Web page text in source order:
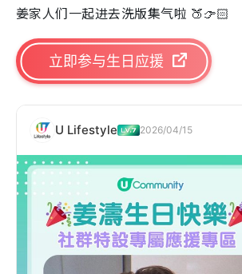
姜家人们一起进去洗版集气啦 🍑👉🏻
立即参与生日应援